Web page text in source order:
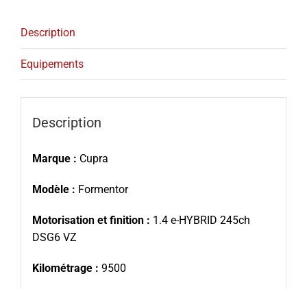
Description
Equipements
Description
Marque : Cupra
Modèle : Formentor
Motorisation et finition : 1.4 e-HYBRID 245ch
DSG6 VZ
Kilométrage : 9500